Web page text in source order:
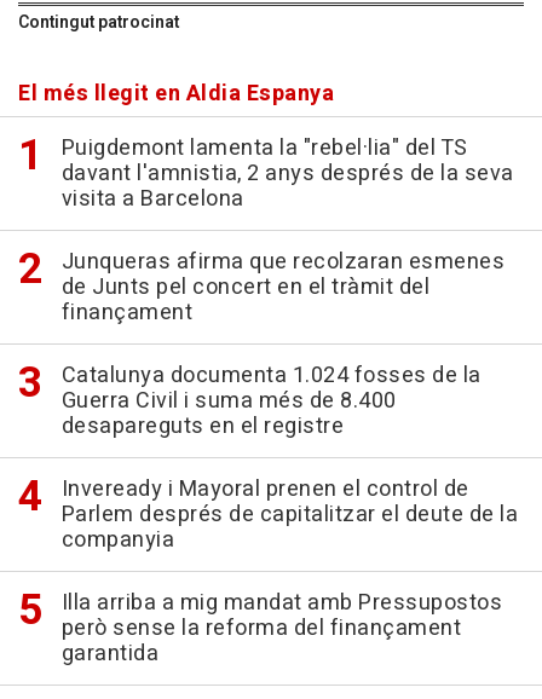
Contingut patrocinat
El més llegit en Aldia Espanya
Puigdemont lamenta la "rebel·lia" del TS
davant l'amnistia, 2 anys després de la seva
visita a Barcelona
Junqueras afirma que recolzaran esmenes
de Junts pel concert en el tràmit del
finançament
Catalunya documenta 1.024 fosses de la
Guerra Civil i suma més de 8.400
desapareguts en el registre
Inveready i Mayoral prenen el control de
Parlem després de capitalitzar el deute de la
companyia
Illa arriba a mig mandat amb Pressupostos
però sense la reforma del finançament
garantida